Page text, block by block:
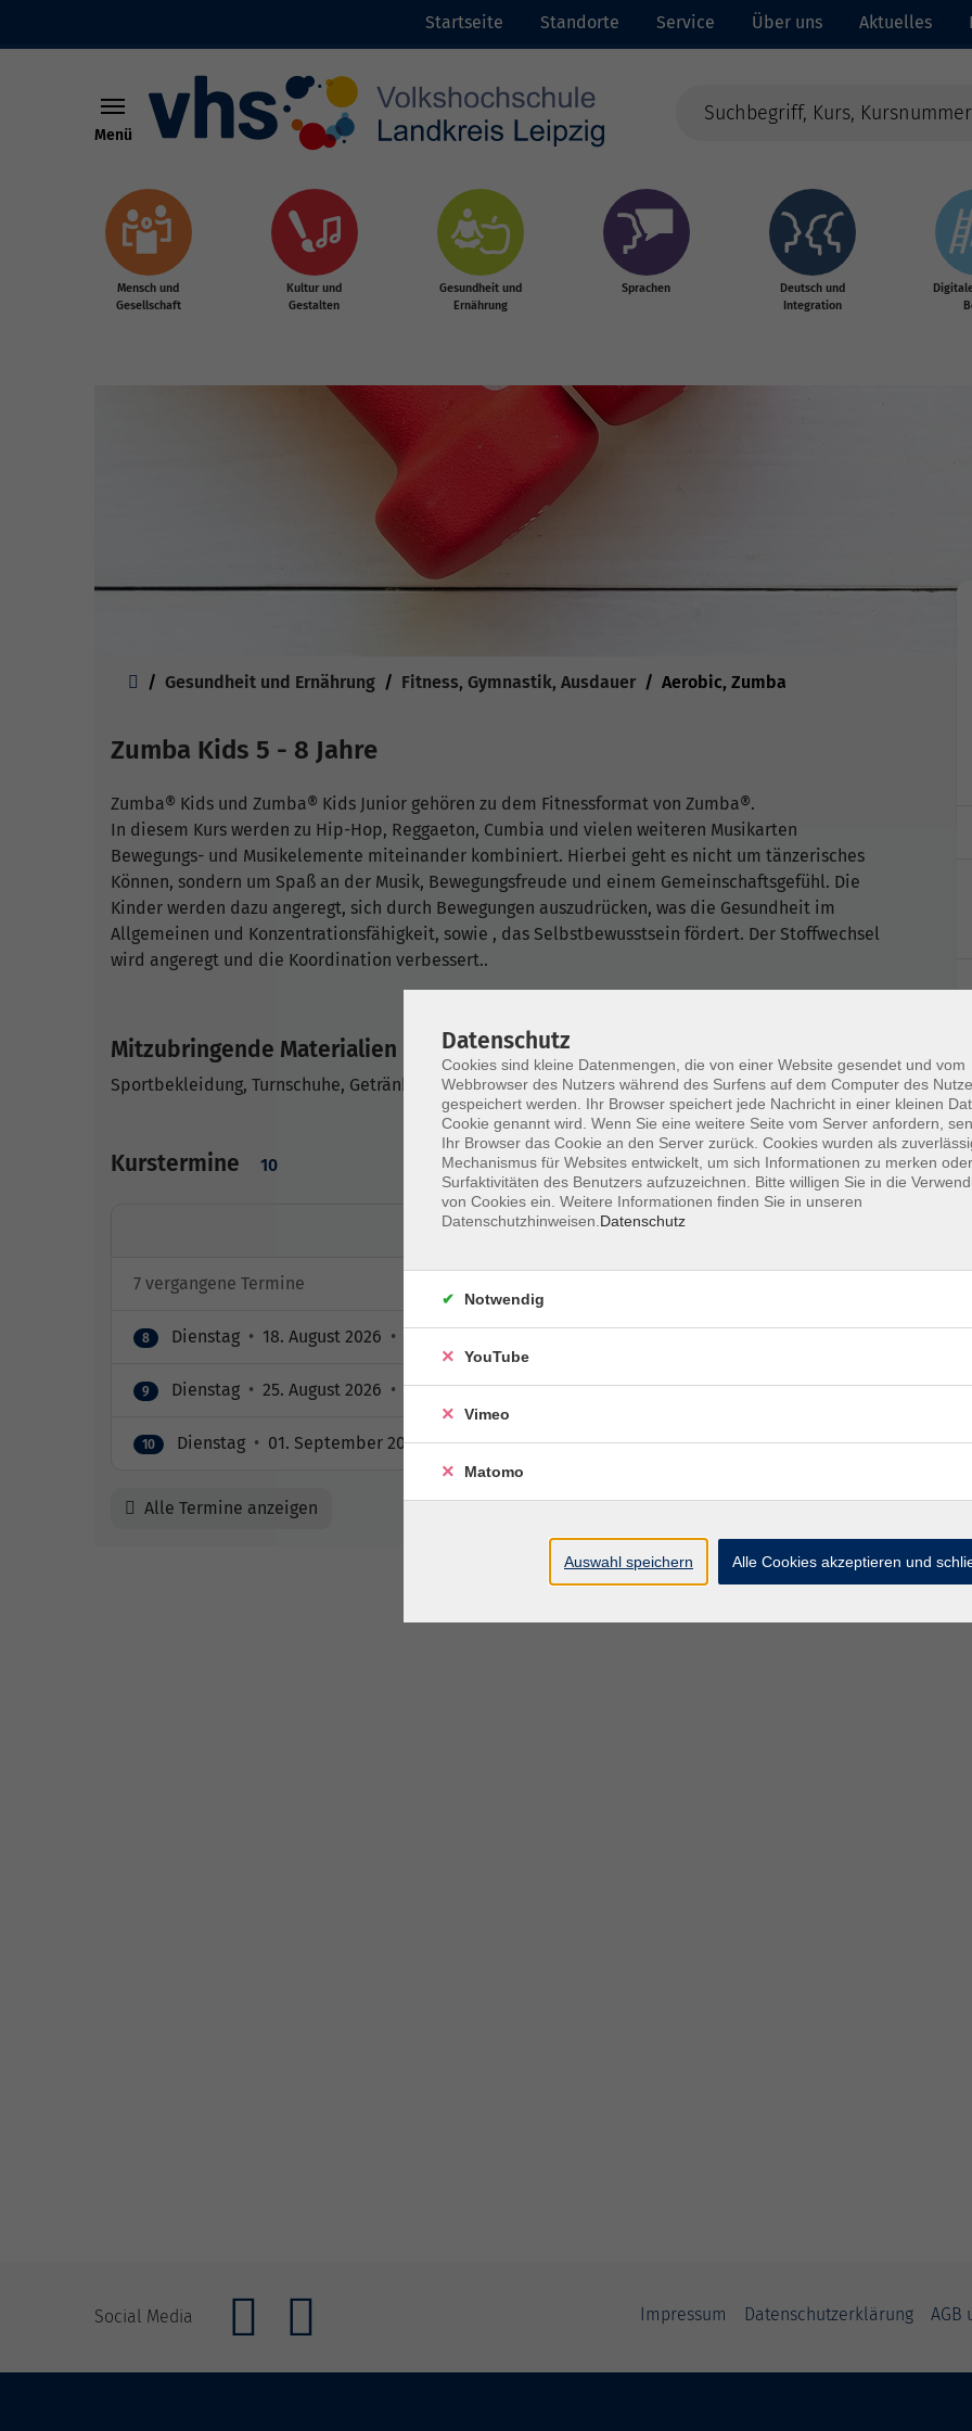
Startseite Standorte Service Über uns Aktuelles
Menü
Mensch und
Gesellschaft
Kultur und
Gestalten
Gesundheit und
Ernährung
Sprachen
Deutsch und
Integration
Gesundheit und Ernährung Fitness, Gymnastik, Ausdauer Aerobic, Zumba
Zumba Kids 5 - 8 Jahre
Zumba® Kids und Zumba® Kids Junior gehören zu dem Fitnessformat von Zumba®.
In diesem Kurs werden zu Hip-Hop, Reggaeton, Cumbia und vielen weiteren Musikarten
Bewegungs- und Musikelemente miteinander kombiniert. Hierbei geht es nicht um tänzerisches
Können, sondern um Spaß an der Musik, Bewegungsfreude und einem Gemeinschaftsgefühl. Die
Kinder werden dazu angeregt, sich durch Bewegungen auszudrücken, was die Gesundheit im
Allgemeinen und Konzentrationsfähigkeit, sowie , das Selbstbewusstsein fördert. Der Stoffwechsel
wird angeregt und die Koordination verbessert..
Mitzubringende Materialien
Sportbekleidung, Turnschuhe, Getränk
Kurstermine 10
Ort / Raum
7 vergangene Termine
8 Dienstag • 18. August 2026 •
9 Dienstag • 25. August 2026 • 16:00 – 17:00 Uhr Sportraum
10 Dienstag • 01. September 2026 • 16:00 – 17:00 Uhr Sportraum
Alle Termine anzeigen
Social Media Impressum Datenschutzerklärung AGB
Datenschutz
Cookies sind kleine Datenmengen, die von einer Website gesendet und vom
Webbrowser des Nutzers während des Surfens auf dem Computer des
gespeichert werden. Ihr Browser speichert jede Nachricht in einer kleinen
Cookie genannt wird. Wenn Sie eine weitere Seite vom Server anfordern,
Ihr Browser das Cookie an den Server zurück. Cookies wurden als
Mechanismus für Websites entwickelt, um sich Informationen zu merken
Surfaktivitäten des Benutzers aufzuzeichnen. Bitte willigen Sie in die
von Cookies ein. Weitere Informationen finden Sie in unseren
Datenschutzhinweisen. Datenschutz
Notwendig
YouTube
Vimeo
Matomo
Auswahl speichern Alle Cookies akzeptieren und